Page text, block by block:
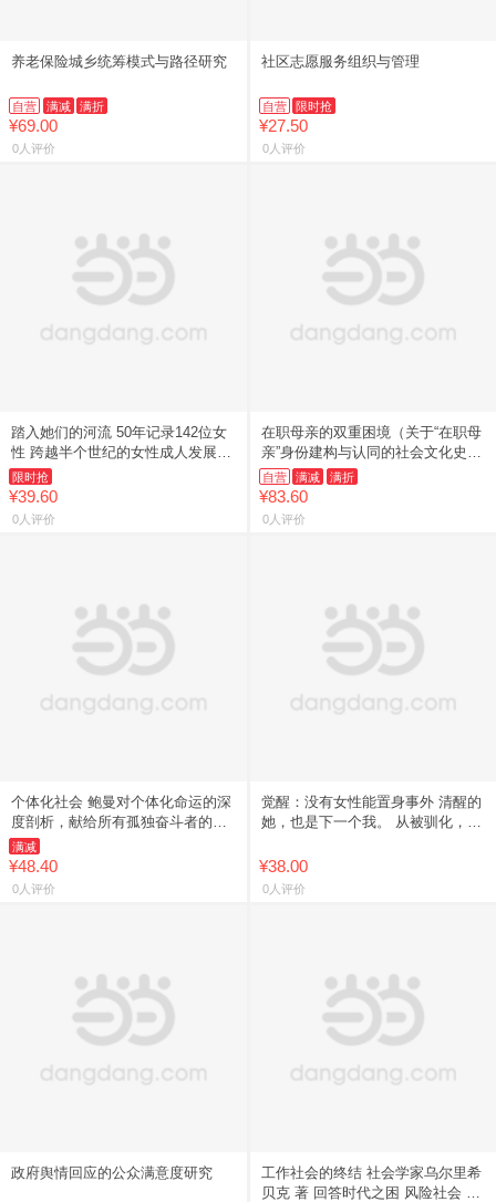
养老保险城乡统筹模式与路径研究
自营 满减 满折
¥69.00
0人评价
社区志愿服务组织与管理
自营 限时抢
¥27.50
0人评价
踏入她们的河流 50年记录142位女
性 跨越半个世纪的女性成人发展纵
向研究 绘制一条奔腾的生命之河
限时抢
¥39.60
0人评价
在职母亲的双重困境（关于“在职母
亲”身份建构与认同的社会文化史，
口述在职母亲的“疲惫和坚韧”）
自营 满减 满折
¥83.60
0人评价
个体化社会 鲍曼对个体化命运的深
度剖析，献给所有孤独奋斗者的清
醒剂 戳破个体化时代的生存真相
当我们的社会赋予我们新的自
满减
¥48.40
0人评价
觉醒：没有女性能置身事外 清醒的
她，也是下一个我。 从被驯化，到
沉默不语，到为自己伸
¥38.00
0人评价
政府舆情回应的公众满意度研究
工作社会的终结 社会学家乌尔里希
贝克 著 回答时代之困 风险社会 终